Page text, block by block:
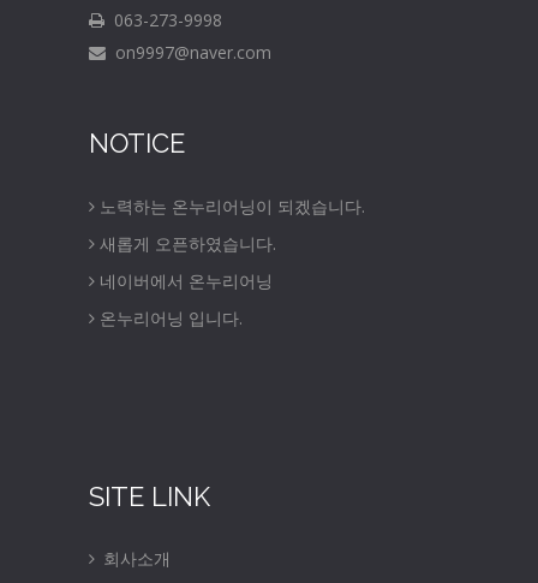
063-273-9998
on9997@naver.com
NOTICE
노력하는 온누리어닝이 되겠습니다.
새롭게 오픈하였습니다.
네이버에서 온누리어닝
온누리어닝 입니다.
SITE LINK
회사소개